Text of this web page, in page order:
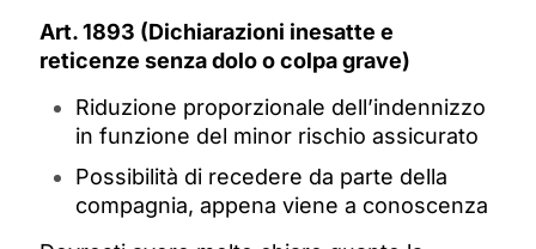
Art. 1893 (Dichiarazioni inesatte e
reticenze senza dolo o colpa grave)
Riduzione proporzionale dell’indennizzo
in funzione del minor rischio assicurato
Possibilità di recedere da parte della
compagnia, appena viene a conoscenza